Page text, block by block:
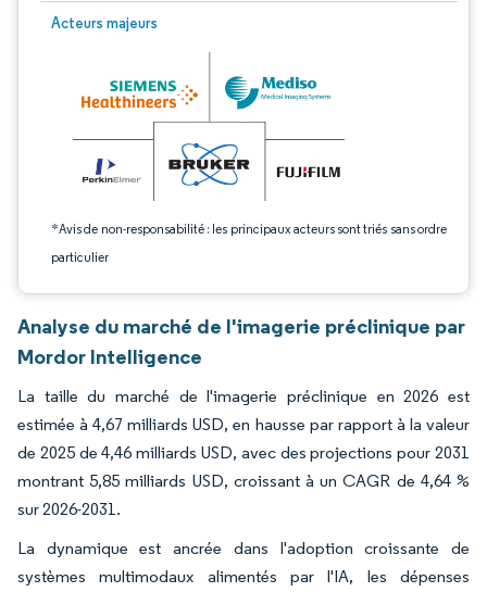
Acteurs majeurs
*Avis de non-responsabilité : les principaux acteurs sont triés sans ordre
particulier
Image © Mordor Intelligence. La réutilisation nécessite une attribution sous CC
Analyse du marché de l'imagerie préclinique par
Mordor Intelligence
La taille du marché de l'imagerie préclinique en 2026 est
estimée à 4,67 milliards USD, en hausse par rapport à la valeur
de 2025 de 4,46 milliards USD, avec des projections pour 2031
montrant 5,85 milliards USD, croissant à un CAGR de 4,64 %
sur 2026-2031.
La dynamique est ancrée dans l'adoption croissante de
systèmes multimodaux alimentés par l'IA, les dépenses